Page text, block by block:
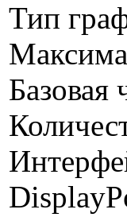
Тип
Базовая